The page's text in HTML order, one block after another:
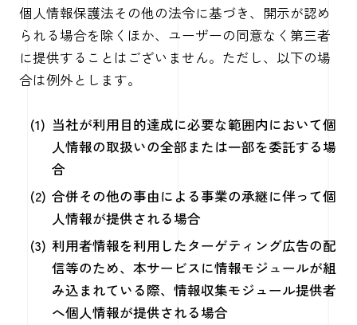
個人情報保護法その他の法令に基づき、開示が認め
られる場合を除くほか、ユーザーの同意なく第三者
に提供することはございません。ただし、以下の場
合は例外とします。
当社が利用目的達成に必要な範囲内において個
人情報の取扱いの全部または一部を委託する場
合
合併その他の事由による事業の承継に伴って個
人情報が提供される場合
利用者情報を利用したターゲティング広告の配
信等のため、本サービスに情報モジュールが組
み込まれている際、情報収集モジュール提供者
へ個人情報が提供される場合